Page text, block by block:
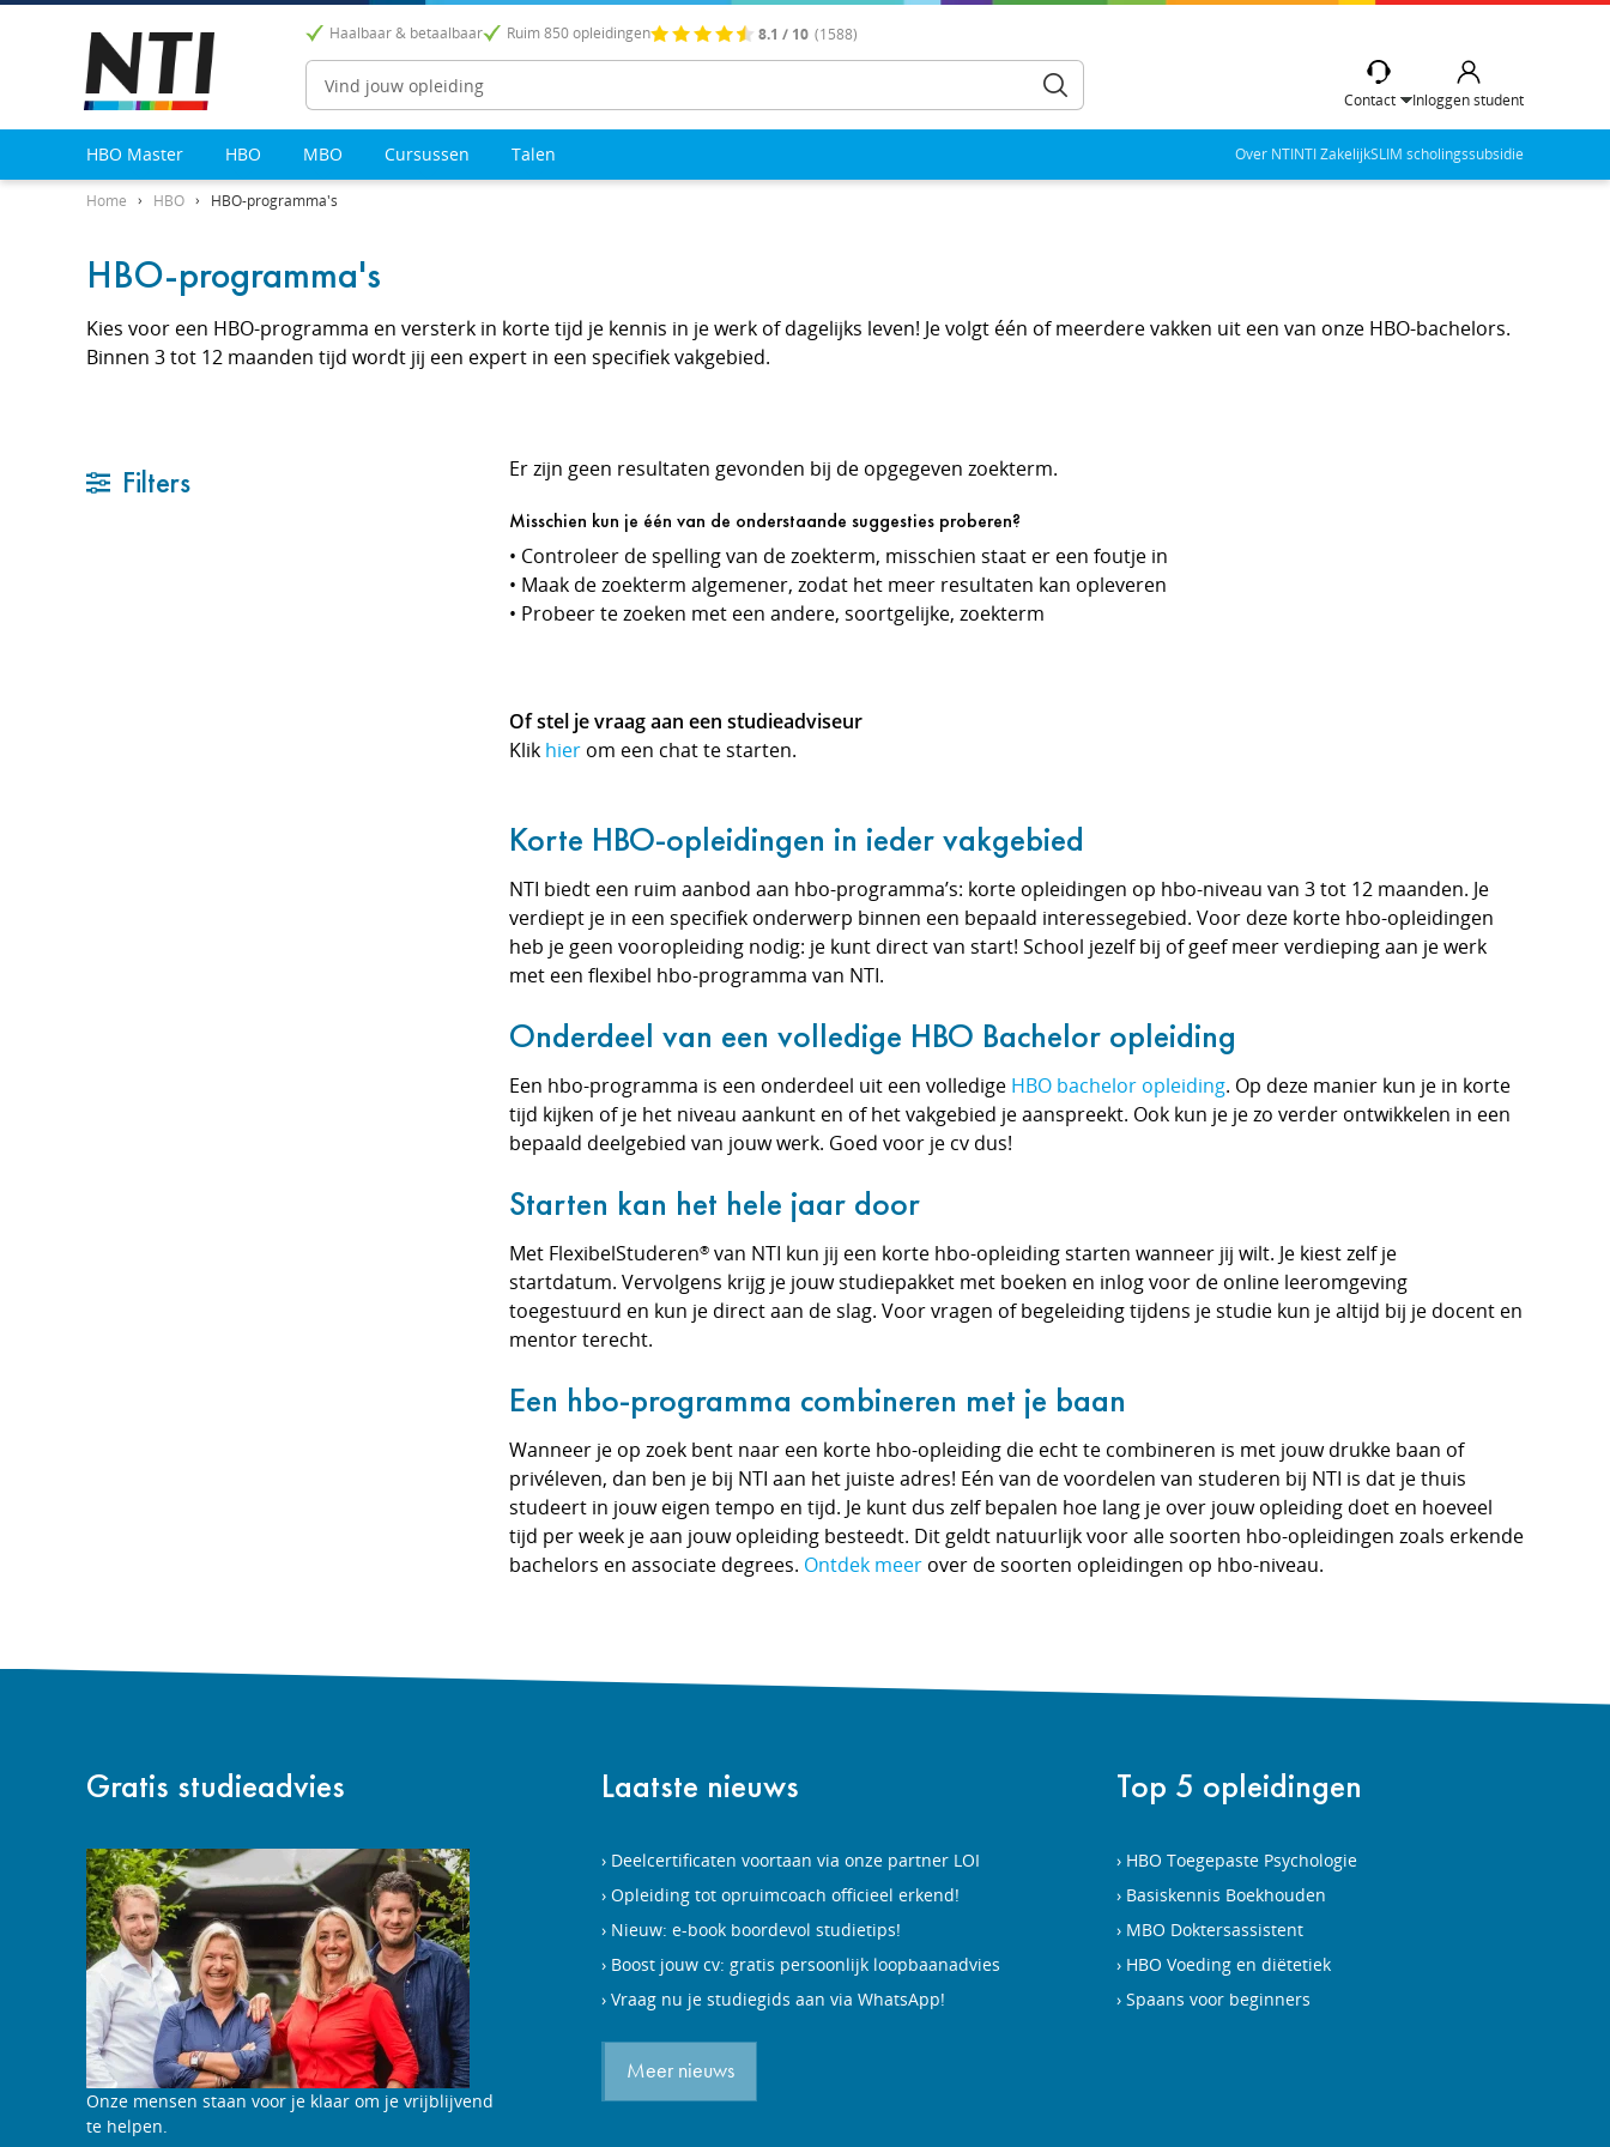
Haalbaar & betaalbaar Ruim 850 opleidingen 8.1 / 10 (1588)
Zoeken
Contact Inloggen student
HBO Master HBO MBO Cursussen Talen Over NTINTI ZakelijkSLIM scholingssubsidie
Home HBO HBO-programma's
HBO-programma's
Kies voor een HBO-programma en versterk in korte tijd je kennis in je werk of dagelijks leven! Je volgt één of meerdere vakken uit een van onze HBO-bachelors.
Binnen 3 tot 12 maanden tijd wordt jij een expert in een specifiek vakgebied.
Filters Er zijn geen resultaten gevonden bij de opgegeven zoekterm.
Misschien kun je één van de onderstaande suggesties proberen?
• Controleer de spelling van de zoekterm, misschien staat er een foutje in
• Maak de zoekterm algemener, zodat het meer resultaten kan opleveren
• Probeer te zoeken met een andere, soortgelijke, zoekterm
Of stel je vraag aan een studieadviseur
Klik hier om een chat te starten.
Korte HBO-opleidingen in ieder vakgebied
NTI biedt een ruim aanbod aan hbo-programma’s: korte opleidingen op hbo-niveau van 3 tot 12 maanden. Je
verdiept je in een specifiek onderwerp binnen een bepaald interessegebied. Voor deze korte hbo-opleidingen
heb je geen vooropleiding nodig: je kunt direct van start! School jezelf bij of geef meer verdieping aan je werk
met een flexibel hbo-programma van NTI.
Onderdeel van een volledige HBO Bachelor opleiding
Een hbo-programma is een onderdeel uit een volledige HBO bachelor opleiding. Op deze manier kun je in korte
tijd kijken of je het niveau aankunt en of het vakgebied je aanspreekt. Ook kun je je zo verder ontwikkelen in een
bepaald deelgebied van jouw werk. Goed voor je cv dus!
Starten kan het hele jaar door
Met FlexibelStuderen® van NTI kun jij een korte hbo-opleiding starten wanneer jij wilt. Je kiest zelf je
startdatum. Vervolgens krijg je jouw studiepakket met boeken en inlog voor de online leeromgeving
toegestuurd en kun je direct aan de slag. Voor vragen of begeleiding tijdens je studie kun je altijd bij je docent en
mentor terecht.
Een hbo-programma combineren met je baan
Wanneer je op zoek bent naar een korte hbo-opleiding die echt te combineren is met jouw drukke baan of
privéleven, dan ben je bij NTI aan het juiste adres! Eén van de voordelen van studeren bij NTI is dat je thuis
studeert in jouw eigen tempo en tijd. Je kunt dus zelf bepalen hoe lang je over jouw opleiding doet en hoeveel
tijd per week je aan jouw opleiding besteedt. Dit geldt natuurlijk voor alle soorten hbo-opleidingen zoals erkende
bachelors en associate degrees. Ontdek meer over de soorten opleidingen op hbo-niveau.
Gratis studieadvies
Studieadviesgesprek
aanvragen
Onze mensen staan voor je klaar om je vrijblijvend
te helpen.
Laatste nieuws
Deelcertificaten voortaan via onze partner LOI
Opleiding tot opruimcoach officieel erkend!
Nieuw: e-book boordevol studietips!
Boost jouw cv: gratis persoonlijk loopbaanadvies
Vraag nu je studiegids aan via WhatsApp!
Meer nieuws
Top 5 opleidingen
HBO Toegepaste Psychologie
Basiskennis Boekhouden
MBO Doktersassistent
HBO Voeding en diëtetiek
Spaans voor beginners